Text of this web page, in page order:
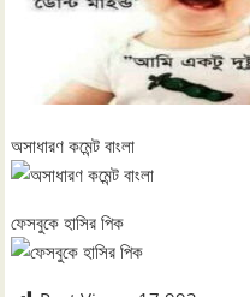
অসাধারণ কমেন্ট বাংলা
ফেসবুকে হাসির পিক